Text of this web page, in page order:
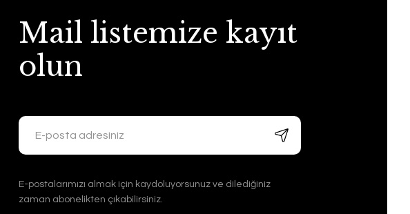
Mail listemize kayıt
olun
E-postalarımızı almak için kaydoluyorsunuz ve dilediğiniz
zaman abonelikten çıkabilirsiniz.